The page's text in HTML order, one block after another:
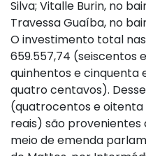
Silva; Vitalle Burin, no
Travessa Guaíba, no
O investimento total
659.557,74 (seiscentos
quinhentos e cinquenta
quatro centavos).
(quatrocentos e
reais) são provenientes
meio de emenda